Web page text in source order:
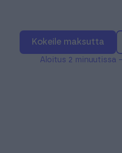
Kokeile maksutta
Aloitus 2 minuutissa